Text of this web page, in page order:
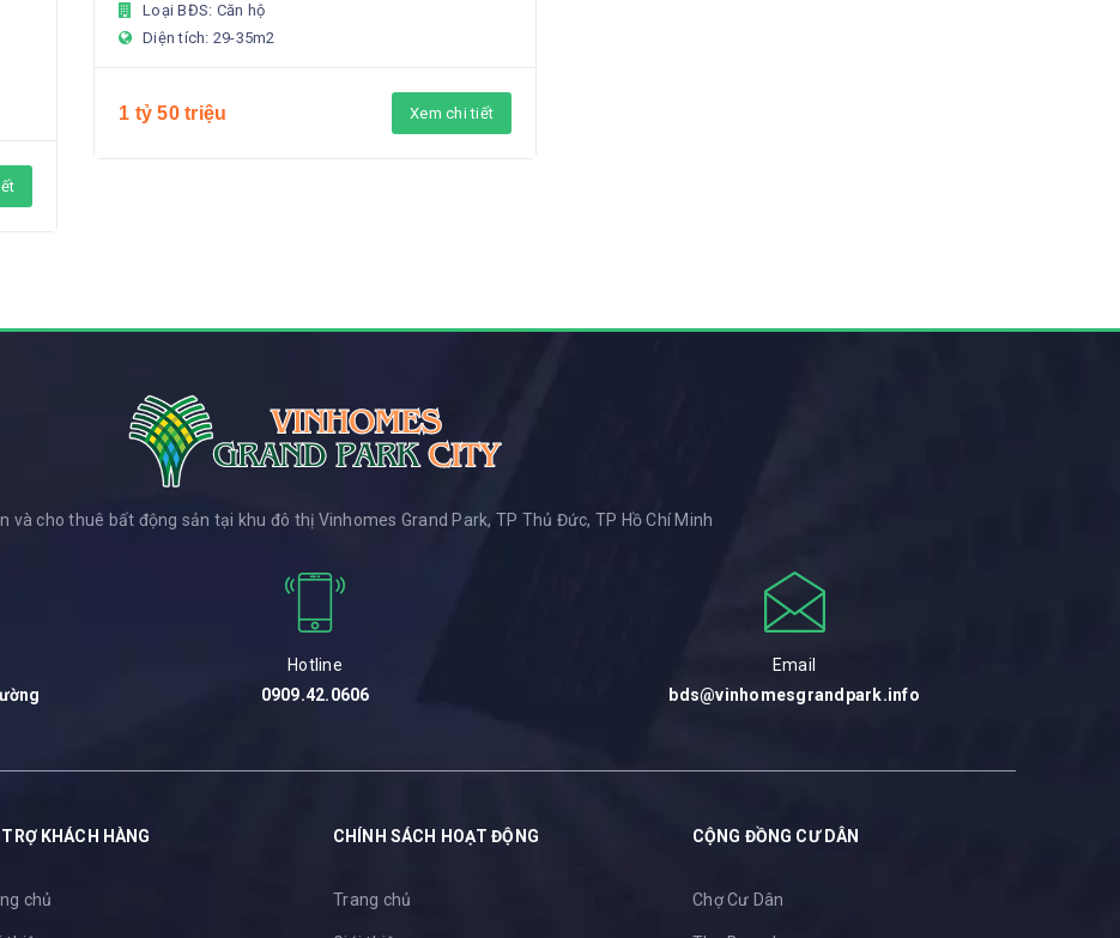
Loại BĐS: Căn hộ
Diện tích: 29-35m2
1 tỷ 50 triệu Xem chi tiết
và cho thuê bất động sản tại khu đô thị Vinhomes Grand Park, TP Thủ Đức, TP Hồ Chí Minh
Hotline
0909.42.0606
Email
bds@vinhomesgrandpark.info
TRỢ KHÁCH HÀNG
chủ
CHÍNH SÁCH HOẠT ĐỘNG
Trang chủ
CỘNG ĐỒNG CƯ DÂN
Chợ Cư Dân